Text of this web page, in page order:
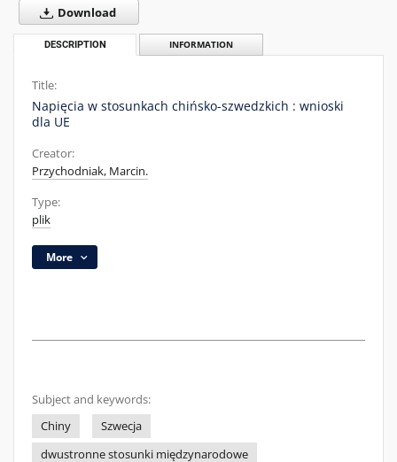
Download
DESCRIPTION INFORMATION
Title:
Napięcia w stosunkach chińsko-szwedzkich : wnioski
dla UE
Creator:
Przychodniak, Marcin.
Type:
plik
More
Subject and keywords:
Chiny
Szwecja
dwustronne stosunki międzynarodowe